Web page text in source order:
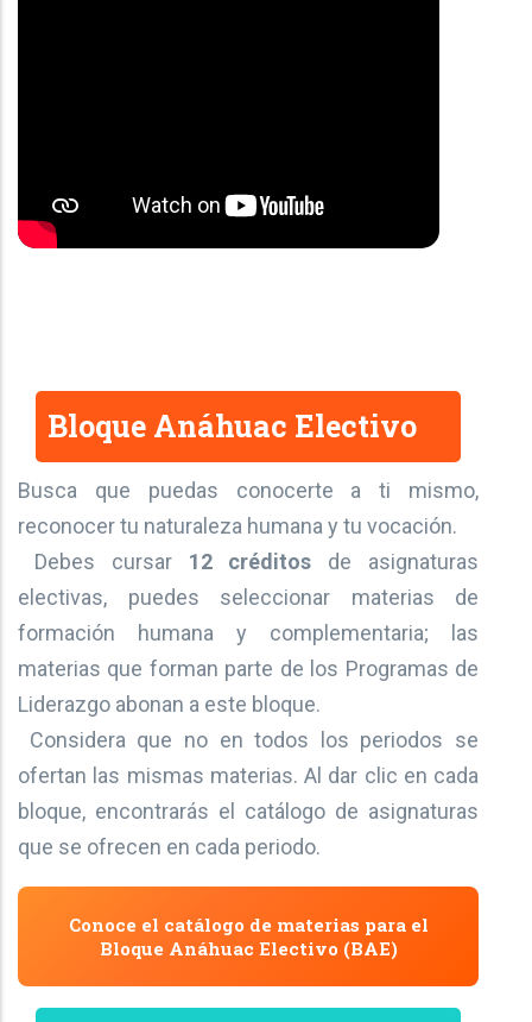
Bloque Anáhuac Electivo
Busca que puedas conocerte a ti mismo,
reconocer tu naturaleza humana y tu vocación.
Debes cursar 12 créditos de asignaturas
electivas, puedes seleccionar materias de
formación humana y complementaria; las
materias que forman parte de los Programas de
Liderazgo abonan a este bloque.
Considera que no en todos los periodos se
ofertan las mismas materias. Al dar clic en cada
bloque, encontrarás el catálogo de asignaturas
que se ofrecen en cada periodo.
Conoce el catálogo de materias para el
Bloque Anáhuac Electivo (BAE)